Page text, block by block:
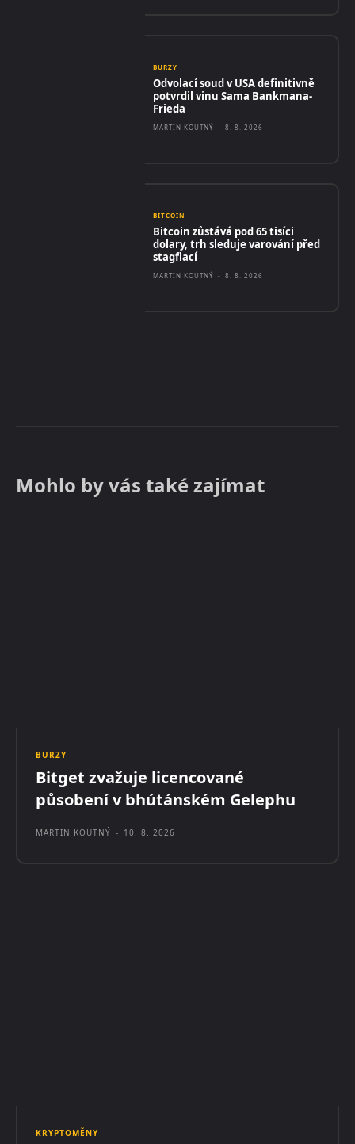
BURZY
Odvolací soud v USA definitivně
potvrdil vinu Sama Bankmana-
Frieda
MARTIN KOUTNÝ - 8. 8. 2026
BITCOIN
Bitcoin zůstává pod 65 tisíci
dolary, trh sleduje varování před
stagflací
MARTIN KOUTNÝ - 8. 8. 2026
Mohlo by vás také zajímat
BURZY
Bitget zvažuje licencované
působení v bhútánském Gelephu
MARTIN KOUTNÝ - 10. 8. 2026
KRYPTOMĚNY